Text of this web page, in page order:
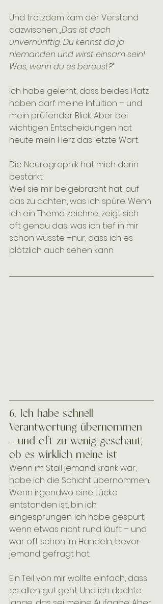
Und trotzdem kam der Verstand
dazwischen: „Das ist doch
unvernünftig. Du kennst da ja
niemanden und wirst einsam sein!
Was, wenn du es bereust?“
Ich habe gelernt, dass beides Platz
haben darf: meine Intuition – und
mein prüfender Blick. Aber bei
wichtigen Entscheidungen hat
heute mein Herz das letzte Wort.
Die Neurographik hat mich darin
bestärkt.
Weil sie mir beigebracht hat, auf
das zu achten, was ich spüre. Wenn
ich ein Thema zeichne, zeigt sich
oft genau das, was ich tief in mir
schon wusste –nur, dass ich es
plötzlich auch sehen kann.
6. Ich habe schnell
Verantwortung übernommen
– und oft zu wenig geschaut,
ob es wirklich meine ist
Wenn im Stall jemand krank war,
habe ich die Schicht übernommen.
Wenn irgendwo eine Lücke
entstanden ist, bin ich
eingesprungen. Ich habe gespürt,
wenn etwas nicht rund läuft – und
war oft schon im Handeln, bevor
jemand gefragt hat.
Ein Teil von mir wollte einfach, dass
es allen gut geht. Und ich dachte